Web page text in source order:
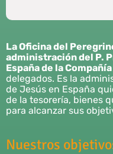
La Oficina del
administración del P.
España de la
delegados. Es la
de Jesús en España
de la tesorería, bienes
para alcanzar sus
Nuestros